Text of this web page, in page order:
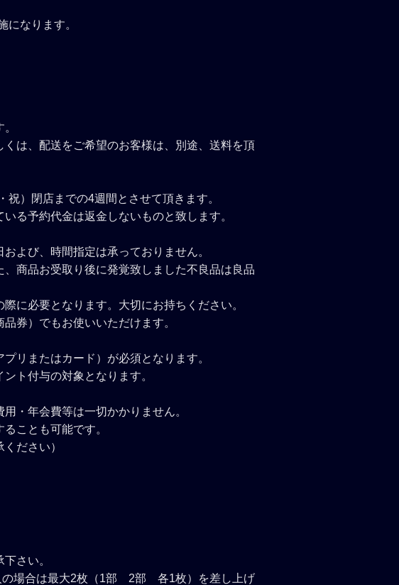
になります。
は、配送をご希望のお客様は、別途、送料を頂
）閉店までの4週間とさせて頂きます。
る予約代金は返金しないものと致します。
よび、時間指定は承っておりません。
商品お受取り後に発覚致しました不良品は良品
に必要となります。大切にお持ちください。
券）でもお使いいただけます。
リまたはカード）が必須となります。
ト付与の対象となります。
・年会費等は一切かかりません。
ことも可能です。
ださい）
さい。
の場合は最大2枚（1部 2部 各1枚）を差し上げ